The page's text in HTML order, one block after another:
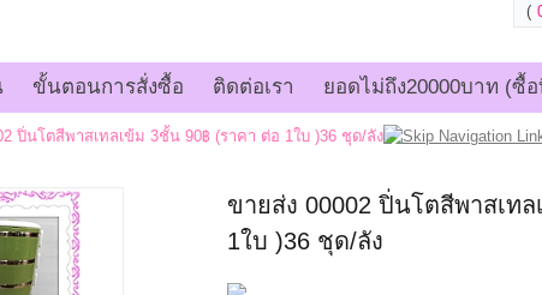
(
ขั้นตอนการสั่งซื้อ ติดต่อเรา ยอดไม่ถึง20000บาท (ซื้
ปิ่นโตสีพาสเทลเข้ม 3ชั้น 90฿ (ราคา ต่อ 1ใบ )36 ชุด/ลัง
ขายส่ง 00002 ปิ่นโตสีพาสเท
1ใบ )36 ชุด/ลัง